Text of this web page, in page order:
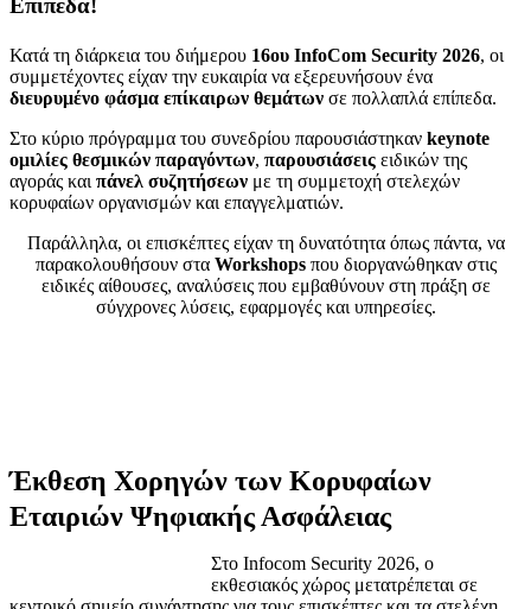
Επίπεδα!
Κατά τη διάρκεια του διήμερου 16ου InfoCom Security 2026, οι
συμμετέχοντες είχαν την ευκαιρία να εξερευνήσουν ένα
διευρυμένο φάσμα επίκαιρων θεμάτων σε πολλαπλά επίπεδα.
Στο κύριο πρόγραμμα του συνεδρίου παρουσιάστηκαν keynote
ομιλίες θεσμικών παραγόντων, παρουσιάσεις ειδικών της
αγοράς καιπάνελ συζητήσεων με τη συμμετοχή στελεχών
κορυφαίων οργανισμών και επαγγελματιών.
Παράλληλα, οι επισκέπτες είχαν τη δυνατότητα όπως πάντα, να
παρακολουθήσουν στα Workshopsπου διοργανώθηκαν στις
ειδικές αίθουσες, αναλύσεις που εμβαθύνουν στη πράξη σε
σύγχρονες λύσεις, εφαρμογές και υπηρεσίες.
Έκθεση Χορηγών των Κορυφαίων
Εταιριών Ψηφιακής Ασφάλειας
Στο Infocom Security 2026, o
εκθεσιακός χώρος μετατρέπεται σε